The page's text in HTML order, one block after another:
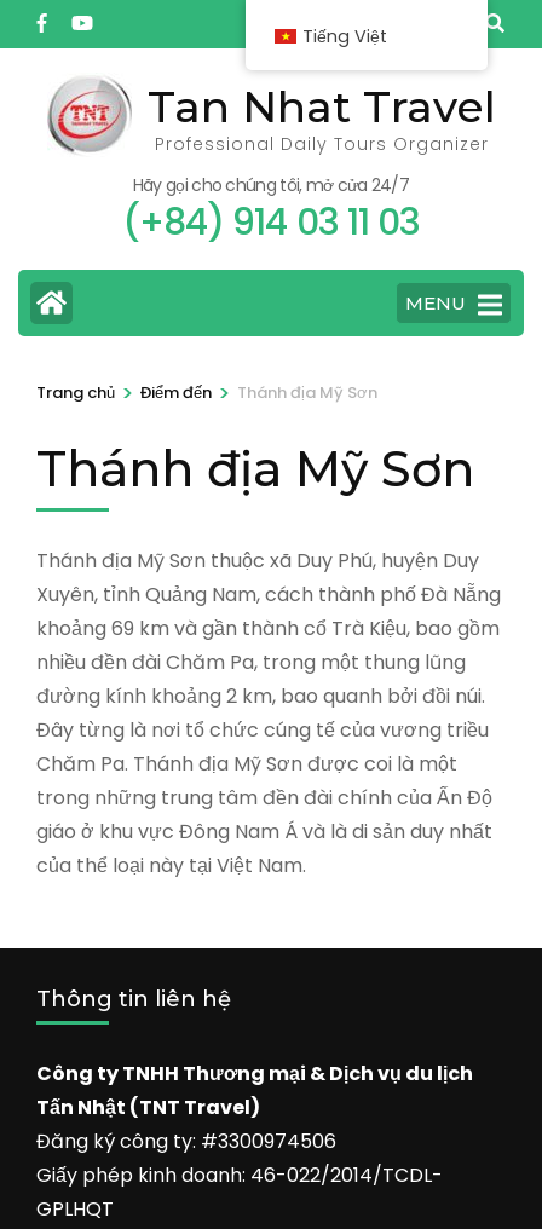
qua
Tan Nhat Travel
Professional Daily Tours Organizer
Hãy gọi cho chúng tôi, mở cửa 24/7
(+84) 914 03 11 03
MENU
Trang chủ > Điểm đến > Thánh địa Mỹ Sơn
Thánh địa Mỹ Sơn
Thánh địa Mỹ Sơn thuộc xã Duy Phú, huyện Duy
Xuyên, tỉnh Quảng Nam, cách thành phố Đà Nẵng
khoảng 69 km và gần thành cổ Trà Kiệu, bao gồm
nhiều đền đài Chăm Pa, trong một thung lũng
đường kính khoảng 2 km, bao quanh bởi đồi núi.
Đây từng là nơi tổ chức cúng tế của vương triều
Chăm Pa. Thánh địa Mỹ Sơn được coi là một
trong những trung tâm đền đài chính của Ấn Độ
giáo ở khu vực Đông Nam Á và là di sản duy nhất
của thể loại này tại Việt Nam.
Thông tin liên hệ
Công ty TNHH Thương mại & Dịch vụ du lịch
Tấn Nhật (TNT Travel)
Đăng ký công ty: #3300974506
Giấy phép kinh doanh: 46-022/2014/TCDL-
GPLHQT
Tiếng Việt